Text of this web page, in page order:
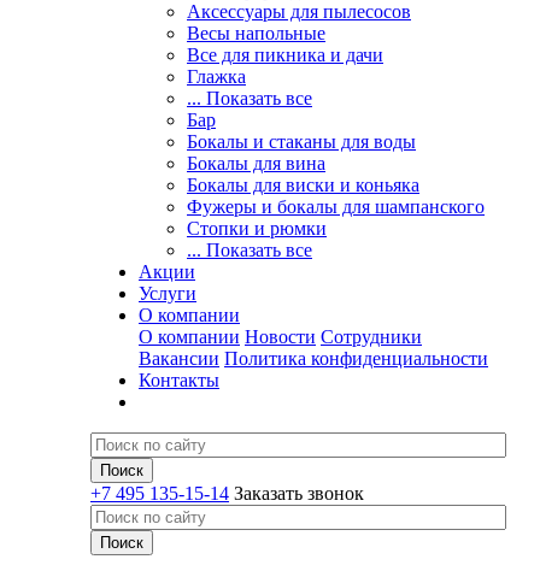
Аксессуары для пылесосов
Весы напольные
Все для пикника и дачи
Глажка
... Показать все
Бар
Бокалы и стаканы для воды
Бокалы для вина
Бокалы для виски и коньяка
Фужеры и бокалы для шампанского
Стопки и рюмки
... Показать все
Акции
Услуги
О компании
О компании Новости Сотрудники
Вакансии Политика конфиденциальности
Контакты
+7 495 135-15-14 Заказать звонок